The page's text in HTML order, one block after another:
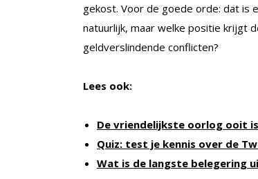
gekost. Voor de goede orde: dat is
natuurlijk, maar welke positie krijgt
geldverslindende conflicten?
Lees ook:
De vriendelijkste oorlog ooit
Quiz: test je kennis over de
Wat is de langste belegering